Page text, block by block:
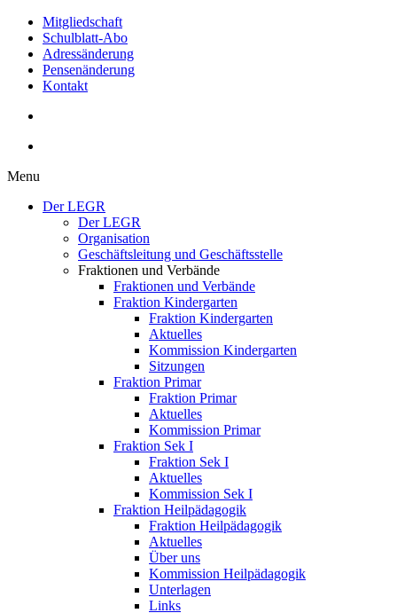
Mitgliedschaft
Schulblatt-Abo
Adressänderung
Pensenänderung
Kontakt
Menu
Der LEGR
Der LEGR
Organisation
Geschäftsleitung und Geschäftsstelle
Fraktionen und Verbände
Fraktionen und Verbände
Fraktion Kindergarten
Fraktion Kindergarten
Aktuelles
Kommission Kindergarten
Sitzungen
Fraktion Primar
Fraktion Primar
Aktuelles
Kommission Primar
Fraktion Sek I
Fraktion Sek I
Aktuelles
Kommission Sek I
Fraktion Heilpädagogik
Fraktion Heilpädagogik
Aktuelles
Über uns
Kommission Heilpädagogik
Unterlagen
Links